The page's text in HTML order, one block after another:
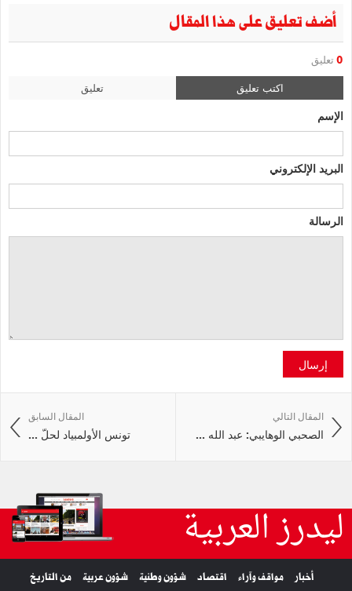
أضف تعليق على هذا المقال
0 تعليق
اكتب تعليق تعليق
الإسم
البريد الإلكتروني
الرسالة
إرسال
المقال السابق
تونس الأولمبياد لحلّ ...
المقال التالي
الصحبي الوهايبي: عبد الله ...
ليدرز العربية
أخبار مواقف وآراء اقتصاد شؤون وطنية شؤون عربية من التاريخ